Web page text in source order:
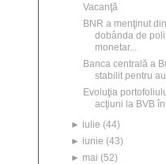
Vacanţă
BNR a menţinut
dobânda de
monetar...
Banca centrală a
stabilit pentru
Evoluţia
acţiuni la BVB
► iulie (44)
► iunie (43)
► mai (52)